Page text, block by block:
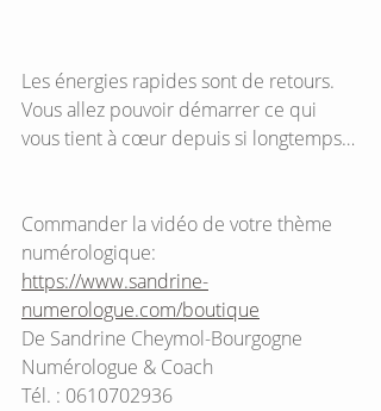
Les énergies rapides sont de retours.
Vous allez pouvoir démarrer ce qui
vous tient à cœur depuis si longtemps…
Commander la vidéo de votre thème
numérologique:
https://www.sandrine-
numerologue.com/boutique
De Sandrine Cheymol-Bourgogne
Numérologue & Coach
Tél. : 0610702936